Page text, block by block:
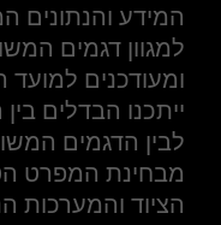
המידע והנתונים
למגוון דגמים
ומעודכנים
ייתכנו הבדלים
לבין הדגמים
מבחינת המפרט
הציוד והמערכות